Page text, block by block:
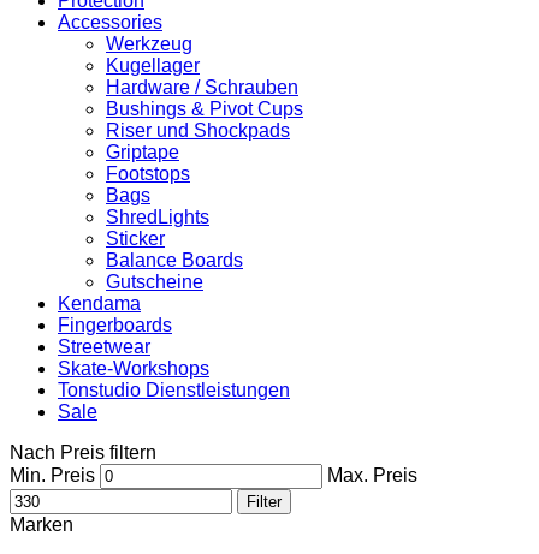
Accessories
Werkzeug
Kugellager
Hardware / Schrauben
Bushings & Pivot Cups
Riser und Shockpads
Griptape
Footstops
Bags
ShredLights
Sticker
Balance Boards
Gutscheine
Kendama
Fingerboards
Streetwear
Skate-Workshops
Tonstudio Dienstleistungen
Sale
Nach Preis filtern
Min. Preis
Max. Preis
Filter
Marken